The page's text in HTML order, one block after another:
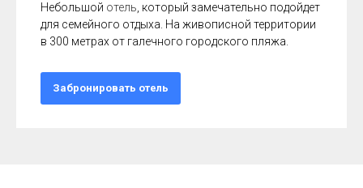
Небольшой отель , который замечательно подойдет
для семейного отдыха. На живописной территории
в 300 метрах от галечного городского пляжа.
Забронировать отель